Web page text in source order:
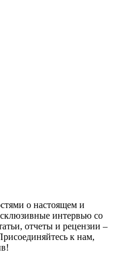
о настоящем и
интервью со
отчеты и рецензии –
к нам,